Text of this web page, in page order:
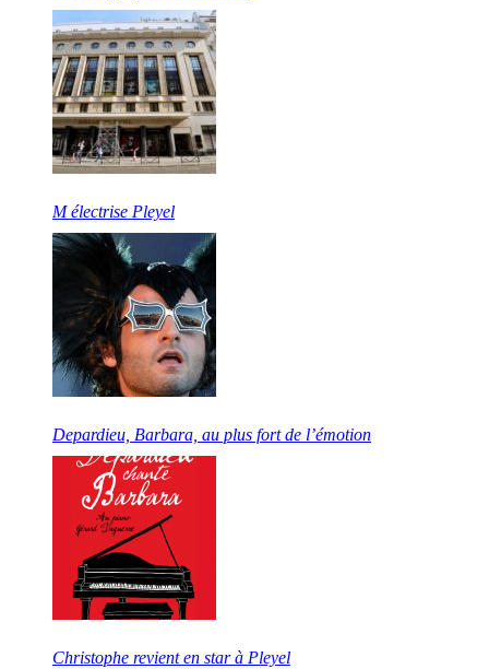
M électrise Pleyel
Depardieu, Barbara, au plus fort de l’émotion
Christophe revient en star à Pleyel